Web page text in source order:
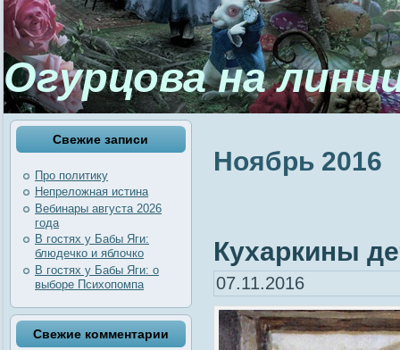
Огурцова на
Свежие записи
Про политику
Непреложная истина
Вебинары августа 2026
года
В гостях у Бабы Яги:
блюдечко и яблочко
В гостях у Бабы Яги: о
выборе Психопомпа
Свежие комментарии
Ноябрь 2016
Кухаркины
07.11.2016